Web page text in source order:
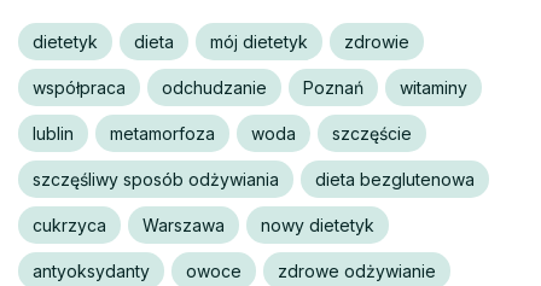
dietetyk dieta mój dietetyk zdrowie
współpraca odchudzanie Poznań witaminy
lublin metamorfoza woda szczęście
szczęśliwy sposób odżywiania dieta bezglutenowa
cukrzyca Warszawa nowy dietetyk
antyoksydanty owoce zdrowe odżywianie